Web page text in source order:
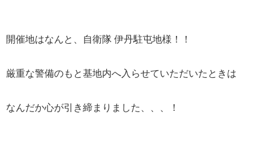
開催地はなんと、自衛隊 伊丹駐屯地様！！
厳重な警備のもと基地内へ入らせていただいたときは
なんだか心が引き締まりました、、、！